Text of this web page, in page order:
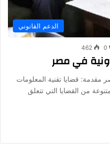
الدعم القانوني
0
462
في مصر
قضايا تقنية المعلومات
من القضايا التي تتعلق